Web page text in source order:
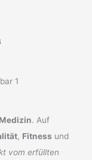
. Auf
, Fitness und
vom erfüllten